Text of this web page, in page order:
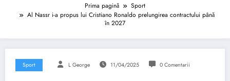
Prima pagină
Sport
Al Nassr i-a propus lui Cristiano Ronaldo prelungirea contractului până
în 2027
Sport L George 11/04/2025 0 Comentarii